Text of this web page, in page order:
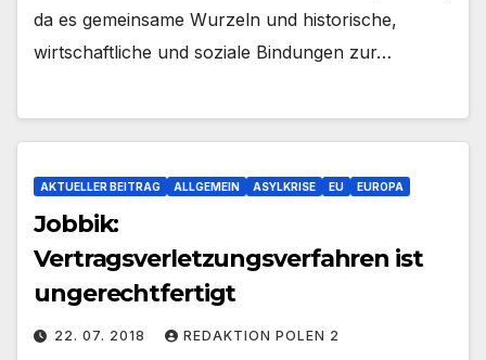
da es gemeinsame Wurzeln und historische,
wirtschaftliche und soziale Bindungen zur…
AKTUELLER BEITRAG ALLGEMEIN ASYLKRISE EU EUROPA
Jobbik:
Vertragsverletzungsverfahren ist
ungerechtfertigt
22. 07. 2018 REDAKTION POLEN 2